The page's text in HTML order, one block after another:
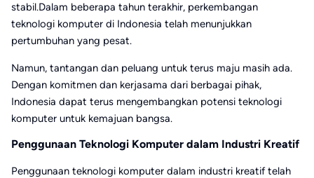
stabil.Dalam beberapa tahun terakhir, perkembangan
teknologi komputer di Indonesia telah menunjukkan
pertumbuhan yang pesat.
Namun, tantangan dan peluang untuk terus maju masih ada.
Dengan komitmen dan kerjasama dari berbagai pihak,
Indonesia dapat terus mengembangkan potensi teknologi
komputer untuk kemajuan bangsa.
Penggunaan Teknologi Komputer dalam Industri Kreatif
Penggunaan teknologi komputer dalam industri kreatif telah